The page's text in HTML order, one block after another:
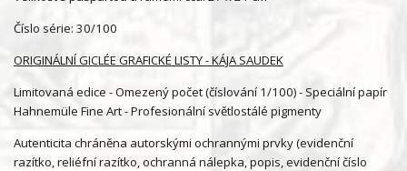
Číslo série: 30/100
ORIGINÁLNÍ GICLÉE GRAFICKÉ LISTY - KÁJA SAUDEK
Limitovaná edice - Omezený počet (číslování 1/100) - Speciální papír
Hahnemüle Fine Art - Profesionální světlostálé pigmenty
Autenticita chráněna autorskými ochrannými prvky (evidenční
razítko, reliéfní razítko, ochranná nálepka, popis, evidenční číslo